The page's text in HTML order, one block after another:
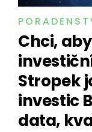
Chci,
Stropek
investic
data,